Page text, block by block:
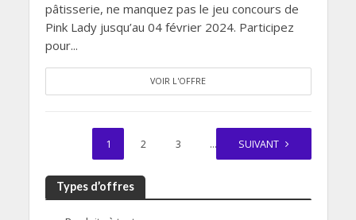
pâtisserie, ne manquez pas le jeu concours de
Pink Lady jusqu’au 04 février 2024. Participez
pour...
VOIR L'OFFRE
1 2 3 … 12
SUIVANT
Types d’offres